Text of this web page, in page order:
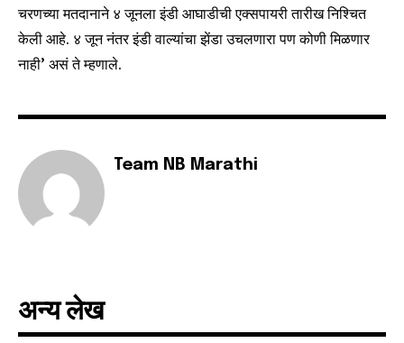
To subscribe, simply enter your email address on our website
or click the subscribe button below. Don't worry, we respect
your privacy and won't spam your inbox. Your information is
safe with us.
I've read and accept the
6,300
चरणच्या मतदानाने ४ जूनला इंडी आघाडीची एक्सपायरी तारीख निश्चित
केली आहे. ४ जून नंतर इंडी वाल्यांचा झेंडा उचलणारा पण कोणी मिळणार
नाही’ असं ते म्हणाले.
Team NB Marathi
अन्य लेख